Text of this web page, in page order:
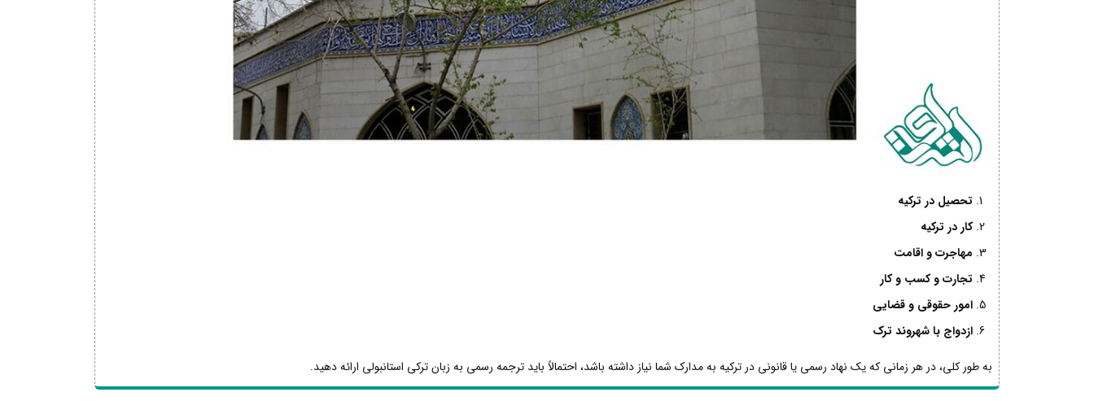
تحصیل در ترکیه
کار در ترکیه
مهاجرت و اقامت
تجارت و کسب و کار
امور حقوقی و قضایی
ازدواج با شهروند ترک
به طور کلی، در هر زمانی که یک نهاد رسمی یا قانونی در ترکیه به مدارک شما نیاز داشته باشد، احتمالاً باید ترجمه رسمی به زبان ترکی استانبولی ارائه دهید.